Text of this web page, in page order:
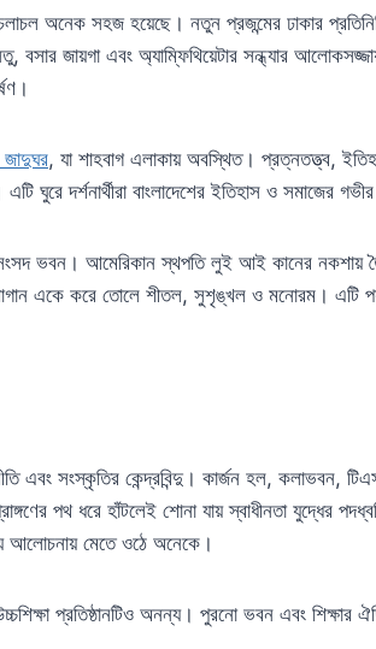
চলাচল অনেক সহজ হয়েছে। নতুন প্রজন্মের ঢাকার
বসার জায়গা এবং অ্যাম্ফিথিয়েটার সন্ধ্যার
জাদুঘর, যা শাহবাগ এলাকায় অবস্থিত। প্রত্নতত্ত্ব,
ঘুরে দর্শনার্থীরা বাংলাদেশের ইতিহাস ও সমাজের
ভবন। আমেরিকান স্থপতি লুই আই কানের নকশায়
একে করে তোলে শীতল, সুশৃঙ্খল ও মনোরম। এটি
এবং সংস্কৃতির কেন্দ্রবিন্দু। কার্জন হল, কলাভবন,
পথ ধরে হাঁটলেই শোনা যায় স্বাধীনতা যুদ্ধের
আলোচনায় মেতে ওঠে অনেকে।
প্রতিষ্ঠানটিও অনন্য। পুরনো ভবন এবং শিক্ষার